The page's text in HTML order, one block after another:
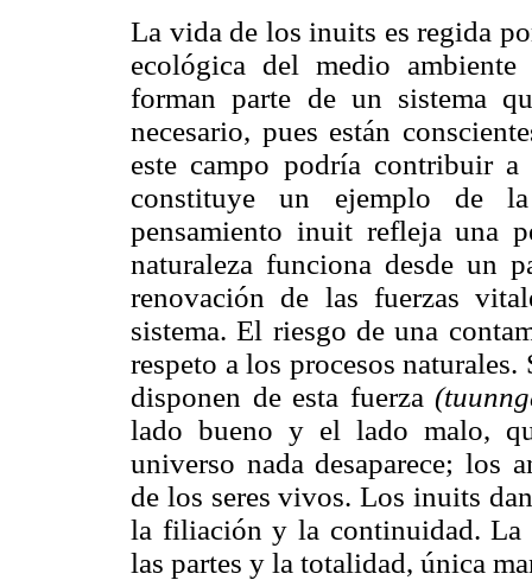
La vida de los inuits es regida
ecológica del medio
forman parte de un sistema
necesario, pues están
este campo podría contribuir
constituye un ejemplo de
pensamiento inuit refleja una
naturaleza funciona desde un
renovación de las fuerzas
sistema. El riesgo de una
respeto a los procesos
disponen de esta fuerza
lado bueno y el lado malo,
universo nada desaparece; los
de los seres vivos. Los inuits
la filiación y la continuidad. La
las partes y la totalidad, única